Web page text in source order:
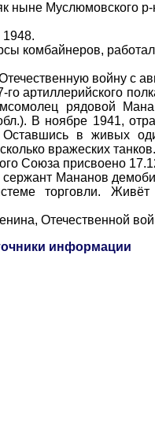
ныне Муслюмовского
комбайнеров,
войну с
рядовой
В ноябре 1941,
в живых
вражеских танков.
Союза присвоено
Мананов
торговли.
Отечественной
информации